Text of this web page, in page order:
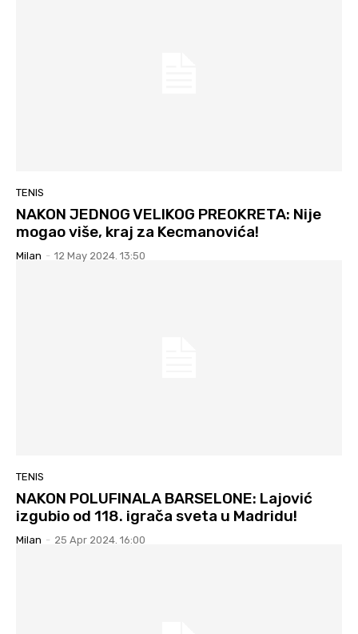
TENIS
NAKON JEDNOG VELIKOG PREOKRETA: Nije
mogao više, kraj za Kecmanovića!
Milan - 12 May 2024. 13:50
TENIS
NAKON POLUFINALA BARSELONE: Lajović
izgubio od 118. igrača sveta u Madridu!
Milan - 25 Apr 2024. 16:00